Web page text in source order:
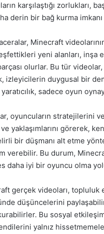
karşılaştığı zorlukları,
derin bir bağ kurma imkanı
Minecraft
yeni alanları, inşa
olurlar. Bu tür
izleyicilerin duygusal bir
sadece oyun
oyuncuların stratejilerini
yaklaşımlarını görerek,
bir düşmanı alt etme
verebilir. Bu durum,
daha iyi bir oyuncu olma
gerçek videoları,
düşüncelerini
Bu sosyal
yalnız